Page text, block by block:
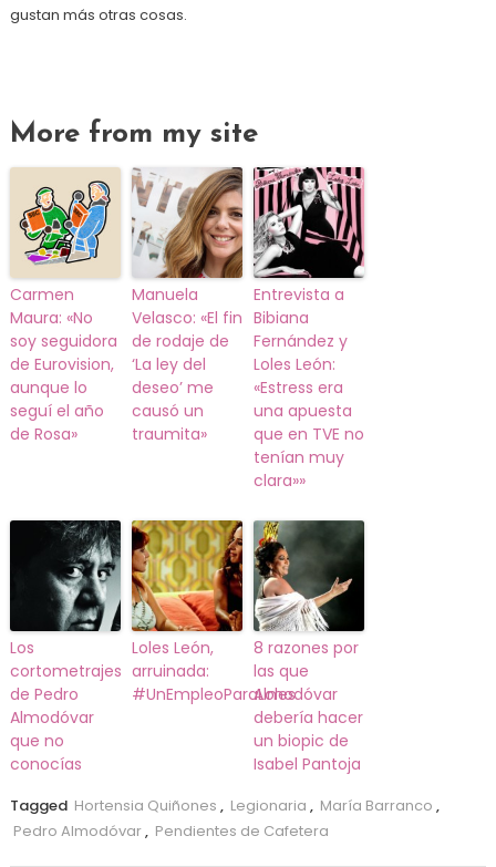
gustan más otras cosas.
More from my site
Carmen
Maura: «No
soy seguidora
de Eurovision,
aunque lo
seguí el año
de Rosa»
Manuela
Velasco: «El fin
de rodaje de
‘La ley del
deseo’ me
causó un
traumita»
Entrevista a
Bibiana
Fernández y
Loles León:
«Estress era
una apuesta
que en TVE no
tenían muy
clara»»
Los
cortometrajes
de Pedro
Almodóvar
que no
conocías
Loles León,
arruinada:
#UnEmpleoParaLoles
8 razones por
las que
Almodóvar
debería hacer
un biopic de
Isabel Pantoja
Tagged Hortensia Quiñones , Legionaria , María Barranco ,
Pedro Almodóvar, Pendientes de Cafetera